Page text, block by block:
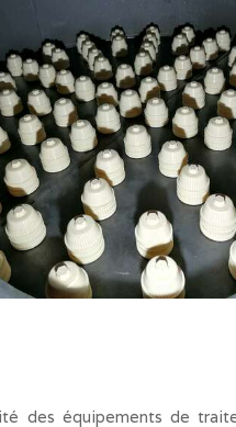
des équipements de